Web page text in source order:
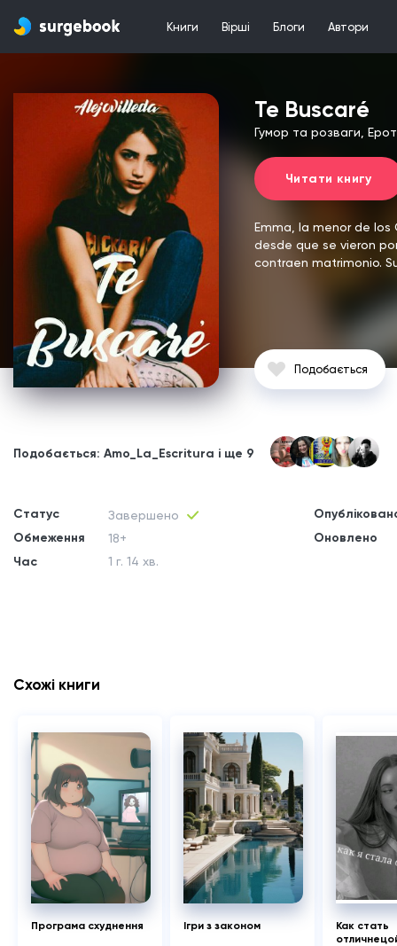
Книги Вірші Блоги Автори
Te Buscaré
Гумор та розваги,
Читати книгу
Emma, la menor de los
desde que se vieron
contraen matrimonio.
Подобається
Подобається: Amo_La_Escritura і ще 9
Статус
Обмеження
Час
Завершено
18+
1 г. 14 хв.
Оновлено
Схожі книги
Програма схуднення Ігри з законом
Как стать